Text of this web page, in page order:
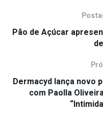
Pão de Açúcar
Dermacyd lança novo
com Paolla